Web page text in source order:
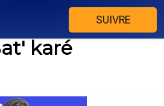
SUIVRE
karé